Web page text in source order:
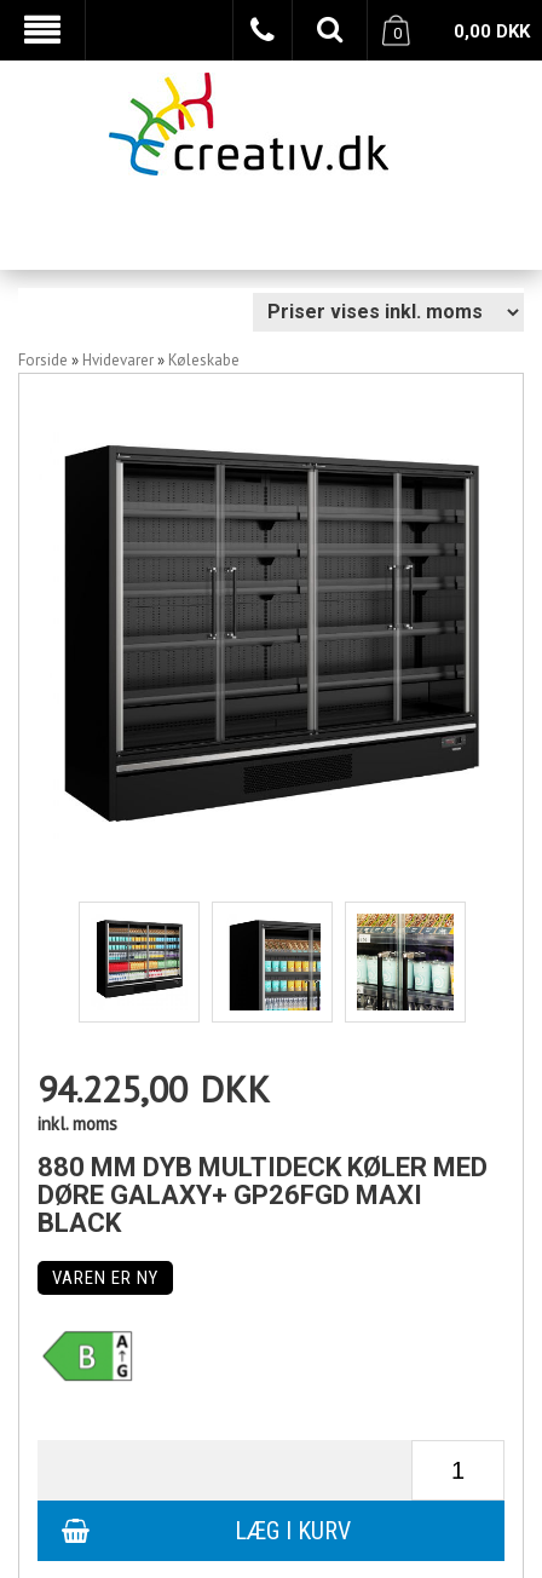
0,00 DKK
0
Forside » Hvidevarer» Køleskabe
94.225,00 DKK
inkl. moms
880 MM DYB MULTIDECK KØLER MED
DØRE GALAXY+ GP26FGD MAXI
BLACK
VAREN ER NY